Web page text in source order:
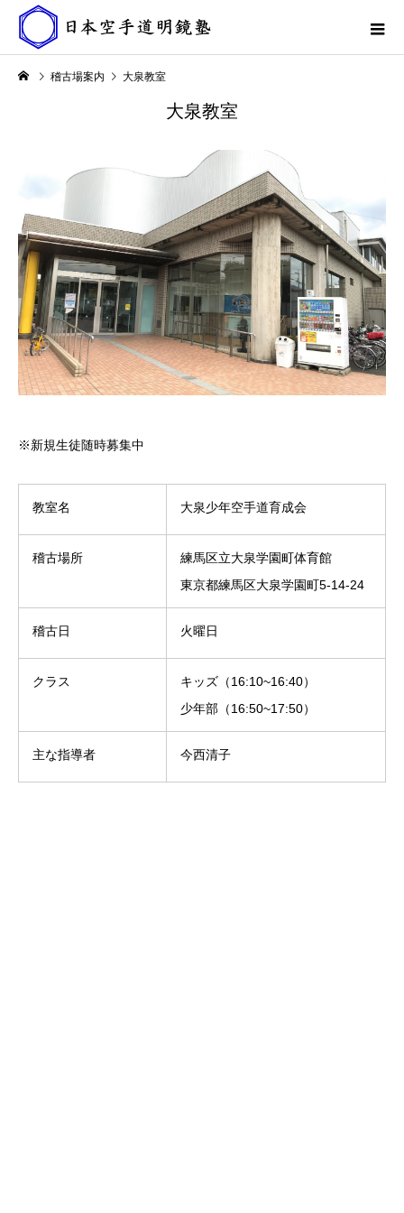
稽古場案内 大泉教室
大泉教室
※新規生徒随時募集中
教室名 大泉少年空手道育成会
稽古場所
練馬区立大泉学園町体育館
東京都練馬区大泉学園町5-14-24
稽古日 火曜日
クラス
キッズ（16:10~16:40）
少年部（16:50~17:50）
主な指導者 今西清子